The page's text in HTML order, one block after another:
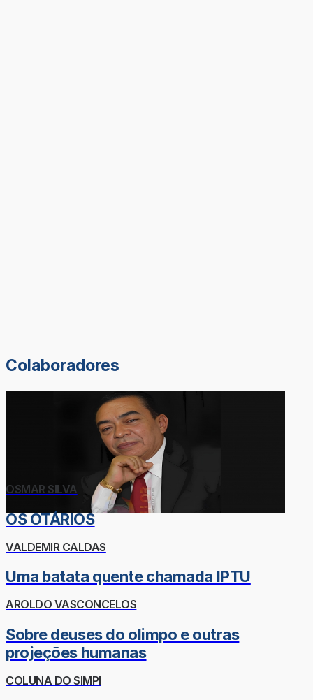
Colaboradores
OSMAR SILVA
OS OTÁRIOS
VALDEMIR CALDAS
Uma batata quente chamada IPTU
AROLDO VASCONCELOS
Sobre deuses do olimpo e outras
projeções humanas
COLUNA DO SIMPI